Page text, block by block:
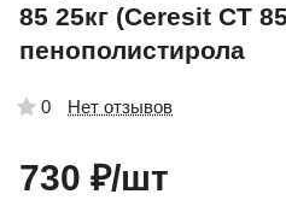
85 25кг (Сeresit CT
пенополистирола
0 Нет отзывов
730 ₽/шт